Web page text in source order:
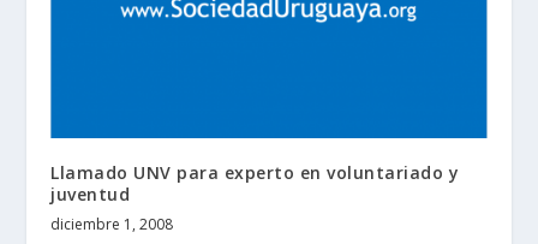
Llamado UNV para experto en voluntariado y
juventud
diciembre 1, 2008